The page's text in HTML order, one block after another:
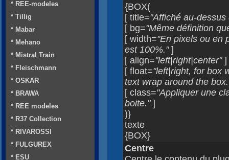
{BOX(
[ title="Affiché au-dessus
[ bg="Même définition
[ width="En pixels ou en
est 100%."]
[ align="left|right|center"]
[ float="left|right, for box
text wrap around the
[ class="Appliquer une
boite."]
)}
texte
{BOX}
Centre
* REE-modeles
* Tillig
* Mabar
* Mehano
* Mistral Train
* Fleischmann
* OSKAR
* BRAWA
* REE modeles
* R37 Collection
* RIVAROSSI
* FULGUREX
* ESU